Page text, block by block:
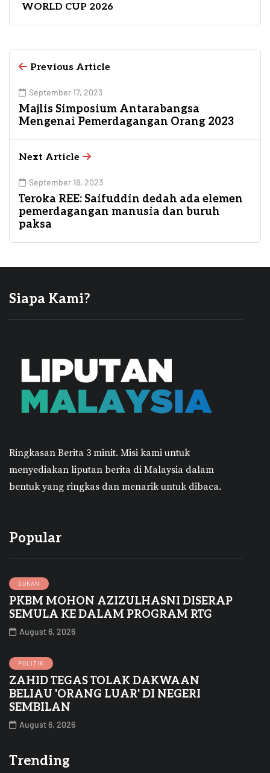
WORLD CUP 2026
Previous Article
September 17, 2023
Majlis Simposium Antarabangsa
Mengenai Pemerdagangan Orang 2023
Next Article
September 18, 2023
Teroka REE: Saifuddin dedah ada elemen
pemerdagangan manusia dan buruh
paksa
Siapa Kami?
Ringkasan Berita 3 minit. Misi kami untuk
menyediakan liputan berita di Malaysia dalam
bentuk yang ringkas dan menarik untuk dibaca.
Popular
SUKAN
PKBM MOHON AZIZULHASNI DISERAP
SEMULA KE DALAM PROGRAM RTG
August 6, 2026
POLITIK
ZAHID TEGAS TOLAK DAKWAAN
BELIAU 'ORANG LUAR' DI NEGERI
SEMBILAN
August 6, 2026
Trending